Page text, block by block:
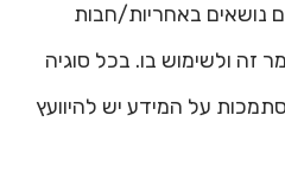
נושאים באחריות/חבות
זה ולשימוש בו. בכל סוגיה
על המידע יש להיוועץ